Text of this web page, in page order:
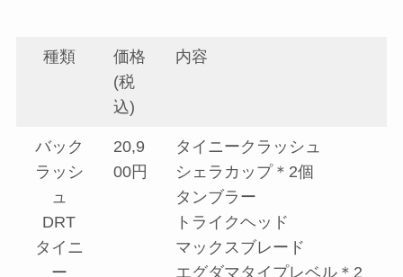
種類
価格
(税
込)
内容
バック
ラッシ
ュ
DRT
タイニ
ー
20,9
00円
タイニークラッシュ
シェラカップ＊2個
タンブラー
トライクヘッド
マックスブレード
エグダマタイプレベル＊2